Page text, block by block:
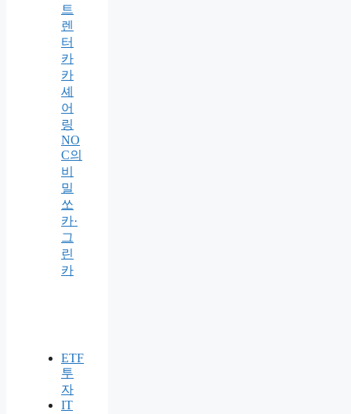
트
렌
터
카
카
셰
어
링
NO
C의
비
밀
쏘
카·
그
린
카
ETF
투
자
IT